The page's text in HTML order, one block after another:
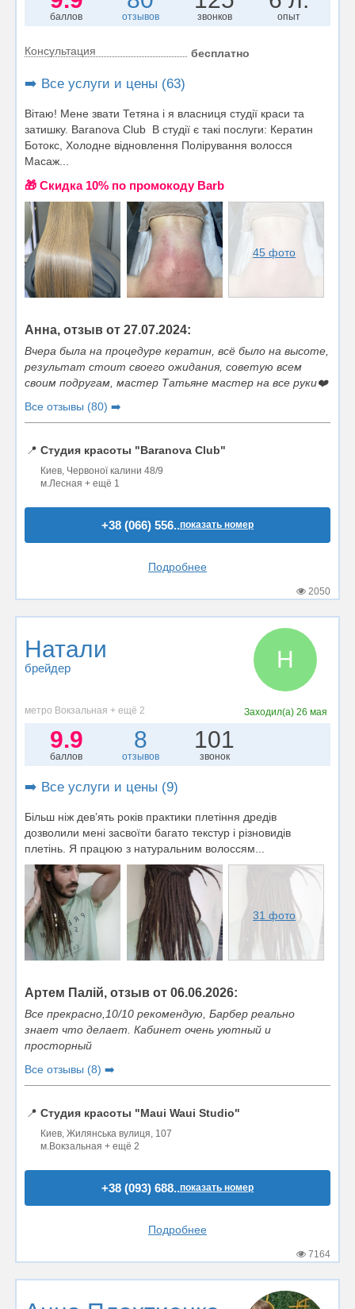
баллов отзывов звонков опыт
Консультация бесплатно
➡️ Все услуги и цены (63)
Вітаю! Мене звати Тетяна і я власниця студії краси та
затишку. Baranova Club В студії є такі послуги: Кератин
Ботокс, Холодне відновлення Полірування волосся
Масаж...
🎁 Cкидка 10% по промокоду Barb
45 фото
Анна, отзыв от 27.07.2024:
Вчера была на процедуре кератин, всё было на высоте,
результат стоит своего ожидания, советую всем
своим подругам, мастер Татьяне мастер на все руки❤️
Все отзывы (80) ➡️
📍 Студия красоты "Baranova Club"
Киев, Червоної калини 48/9
м.Лесная + ещё 1
+38 (066) 556..показать номер
Подробнее
2050
Натали
брейдер Н
метро Вокзальная + ещё 2 Заходил(а) 26 мая
9.9
баллов
8
отзывов
101
звонок
➡️ Все услуги и цены (9)
Більш ніж девʼять років практики плетіння дредів
дозволили мені засвоїти багато текстур і різновидів
плетінь. Я працюю з натуральним волоссям...
31 фото
Артем Палій, отзыв от 06.06.2026:
Все прекрасно,10/10 рекомендую, Барбер реально
знает что делает. Кабинет очень уютный и
просторный
Все отзывы (8) ➡️
📍 Студия красоты "Maui Waui Studio"
Киев, Жилянська вулиця, 107
м.Вокзальная + ещё 2
+38 (093) 688..показать номер
Подробнее
7164